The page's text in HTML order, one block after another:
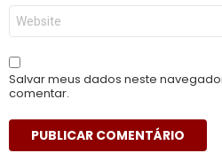
Site
Salvar meus dados neste
comentar.